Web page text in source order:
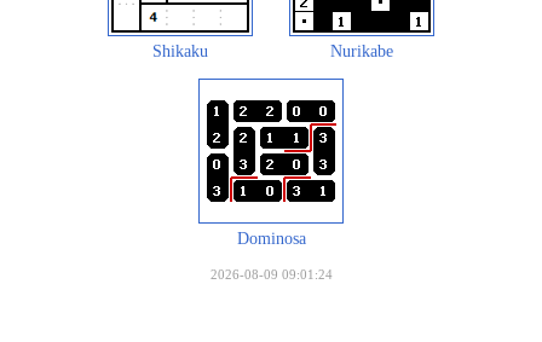
Shikaku Nurikabe
Dominosa
2026-08-09 09:01:24